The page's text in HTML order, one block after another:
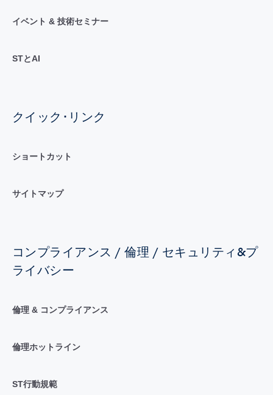
イベント & 技術セミナー
STとAI
クイック･リンク
ショートカット
サイトマップ
コンプライアンス / 倫理 / セキュリティ&プ
ライバシー
倫理 & コンプライアンス
倫理ホットライン
ST行動規範